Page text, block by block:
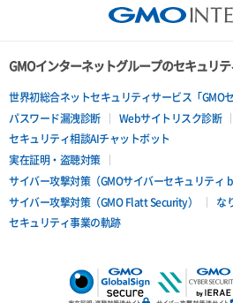
GMOインターネットグループのセキュリ
世界初総合ネットセキュリティサービス「GMO
パスワード漏洩診断
Webサイトリスク診断
セキュリティ相談AIチャットボット
実在証明・盗聴対策
サイバー攻撃対策（GMOサイバーセキュリティ
サイバー攻撃対策（GMO Flatt Security）
な
セキュリティ事業の軌跡